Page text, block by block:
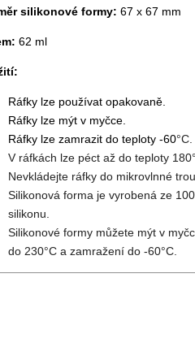
silikonové formy: 67 x 67 mm
62 ml
Ráfky lze používat opakovaně.
Ráfky lze mýt v myčce.
Ráfky lze zamrazit do teploty -60°C.
V ráfkách lze péct až do teploty 180
Nevkládejte ráfky do mikrovlnné
Silikonová forma je vyrobená ze
silikonu.
Silikonové formy můžete mýt v
do 230°C a zamražení do -60°C.